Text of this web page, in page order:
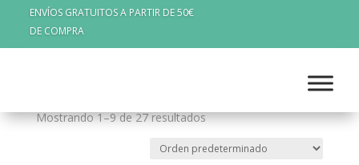
ENVÍOS GRATUITOS A PARTIR DE 50€
DE COMPRA
Mostrando 1–9 de 27 resultados